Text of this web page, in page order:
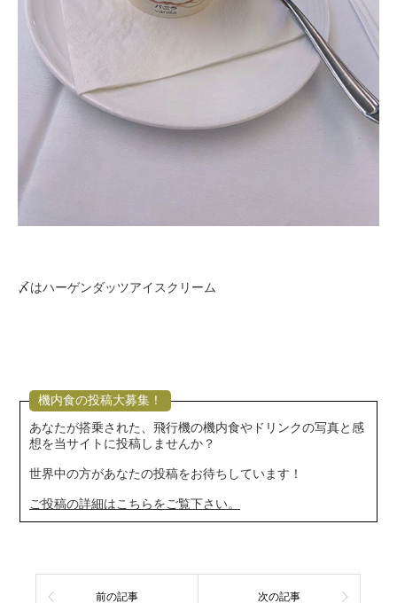
〆はハーゲンダッツアイスクリーム
機内食の投稿大募集！
あなたが搭乗された、飛行機の機内食やドリンクの写真と感
想を当サイトに投稿しませんか？
世界中の方があなたの投稿をお待ちしています！
ご投稿の詳細はこちらをご覧下さい。
前の記事 次の記事